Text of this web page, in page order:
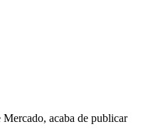
acaba de publicar